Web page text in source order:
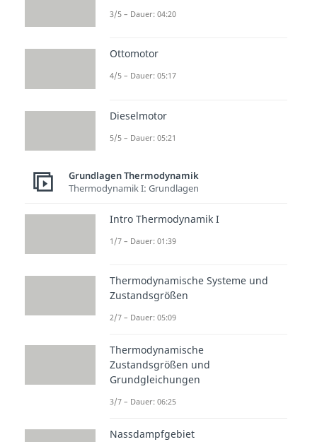
3/5 – Dauer: 04:20
Ottomotor
4/5 – Dauer: 05:17
Dieselmotor
5/5 – Dauer: 05:21
Grundlagen Thermodynamik
Thermodynamik I: Grundlagen
Intro Thermodynamik I
1/7 – Dauer: 01:39
Thermodynamische Systeme und
Zustandsgrößen
2/7 – Dauer: 05:09
Thermodynamische
Zustandsgrößen und
Grundgleichungen
3/7 – Dauer: 06:25
Nassdampfgebiet